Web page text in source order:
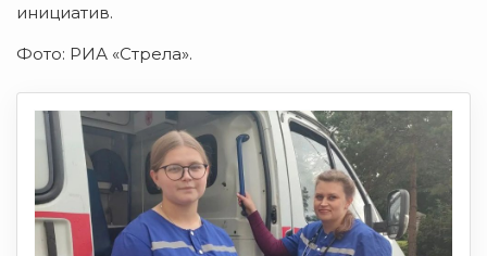
инициатив.
Фото: РИА «Стрела».